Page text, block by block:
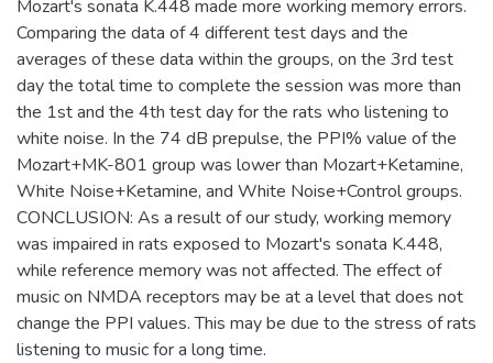
Mozart's sonata K.448 made more working memory errors.
Comparing the data of 4 different test days and the
averages of these data within the groups, on the 3rd test
day the total time to complete the session was more than
the 1st and the 4th test day for the rats who listening to
white noise. In the 74 dB prepulse, the PPI% value of the
Mozart+MK-801 group was lower than Mozart+Ketamine,
White Noise+Ketamine, and White Noise+Control groups.
CONCLUSION: As a result of our study, working memory
was impaired in rats exposed to Mozart's sonata K.448,
while reference memory was not affected. The effect of
music on NMDA receptors may be at a level that does not
change the PPI values. This may be due to the stress of rats
listening to music for a long time.